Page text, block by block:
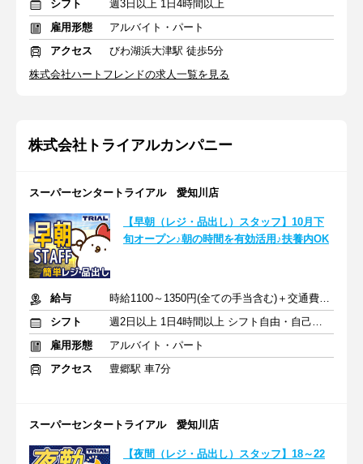
シフト
週3日以上 1日4時間以上
雇用形態
アルバイト・パート
アクセス
びわ湖浜大津駅 徒歩5分
株式会社ハートフレンドの求人一覧を見る
株式会社トライアルカンパニー
スーパーセンタートライアル 愛知川店
【早朝（レジ・品出し）スタッフ】10月下
旬オープン♪朝の時間を有効活用♪扶養内OK
給与
時給1100～1350円(全ての手当含む)＋交通費(月3万円まで)
シフト
週2日以上 1日4時間以上 シフト自由・自己申告
雇用形態
アルバイト・パート
アクセス
豊郷駅 車7分
スーパーセンタートライアル 愛知川店
【夜間（レジ・品出し）スタッフ】18～22